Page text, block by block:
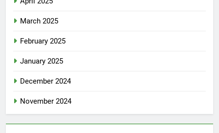
March 2025
February 2025
January 2025
December 2024
November 2024